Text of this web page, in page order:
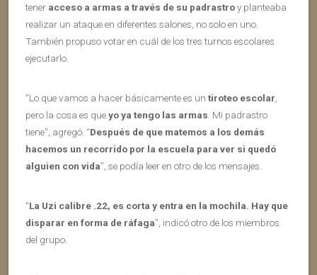
tener acceso a armas a través de su padrastroy planteaba
realizar un ataque en diferentes salones, no solo en uno.
También propuso votar en cuál de los tres turnos escolares
ejecutarlo.
“Lo que vamos a hacer básicamente es un tiroteo escolar
pero la cosa es queyo ya tengo las armas . Mi padrastro
tiene”, agregó. “Después de que matemos a los demás
hacemos un recorrido por la escuela para ver si quedó
alguien con vida”, se podía leer en otro de los mensajes.
“La Uzi calibre .22, es corta y entra en la mochila. Hay que
disparar en forma de ráfaga”, indicó otro de los miembros
del grupo.